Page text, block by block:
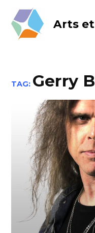
content
Arts
TAG: Gerry